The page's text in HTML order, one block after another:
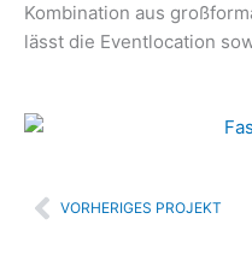
Kombination aus
lässt die Eventlocation
Zurück
VORHERIGES PROJEKT